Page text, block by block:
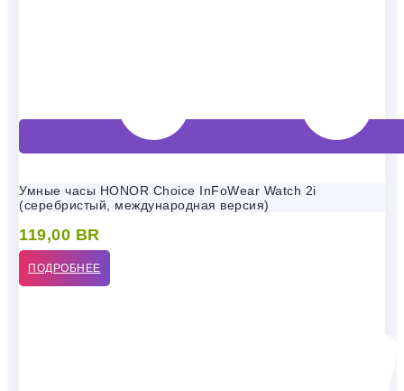
Умные часы HONOR Choice InFoWear Watch 2i
(серебристый, международная версия)
119,00 BR
ПОДРОБНЕЕ